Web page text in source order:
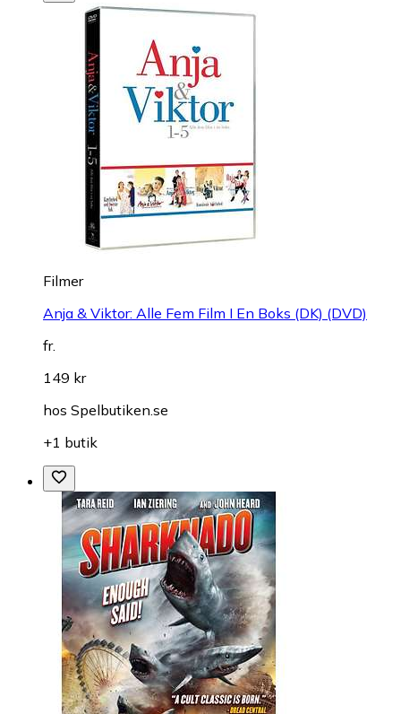
Filmer
Anja & Viktor: Alle Fem Film I En Boks (DK) (DVD)
fr.
149 kr
hos Spelbutiken.se
+1 butik